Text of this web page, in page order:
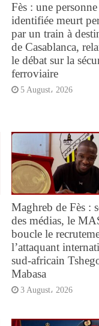
Fès : une
identifiée meurt
par un train à
de Casablanca,
le débat sur la
ferroviaire
5 August، 2026
Maghreb de Fès :
des médias, le
boucle le
l’attaquant
sud-africain
Mabasa
3 August، 2026